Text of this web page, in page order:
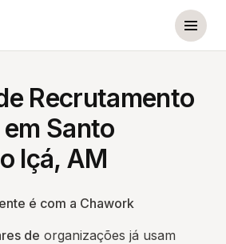
Recrutamento
Santo
Içá, AM
é com a Chawork
de organizações já usam